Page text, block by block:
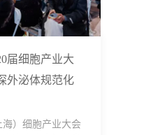
届细胞产业大
外泌体规范化
）细胞产业大会